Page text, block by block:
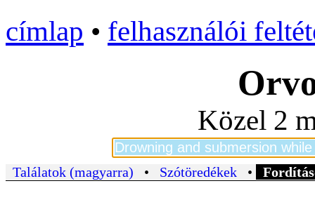
címlap • felhasználói
Közel 2
Találatok (magyarra) • Szótöredékek •